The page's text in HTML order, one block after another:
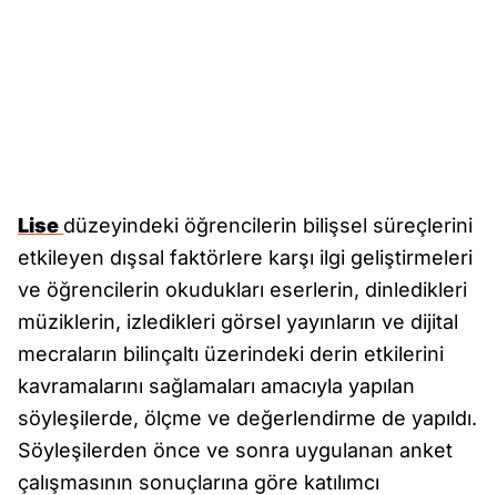
Lise düzeyindeki öğrencilerin bilişsel süreçlerini
etkileyen dışsal faktörlere karşı ilgi geliştirmeleri
ve öğrencilerin okudukları eserlerin, dinledikleri
müziklerin, izledikleri görsel yayınların ve dijital
mecraların bilinçaltı üzerindeki derin etkilerini
kavramalarını sağlamaları amacıyla yapılan
söyleşilerde, ölçme ve değerlendirme de yapıldı.
Söyleşilerden önce ve sonra uygulanan anket
çalışmasının sonuçlarına göre katılımcı